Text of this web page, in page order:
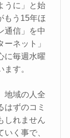
うに」と始
もう15年ほ
通信」を中
ネット」
に毎週水曜
す。
地域の人全
はずのコミ
しれません
く事で、